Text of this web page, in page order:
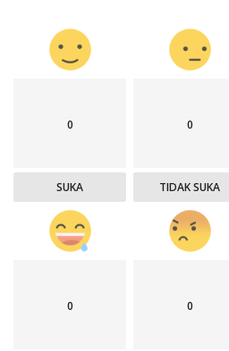
0
SUKA
0
TIDAK SUKA
0 0